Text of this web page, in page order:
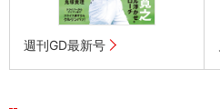
週刊GD最新号